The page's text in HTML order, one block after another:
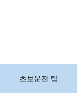
초보운전 팁